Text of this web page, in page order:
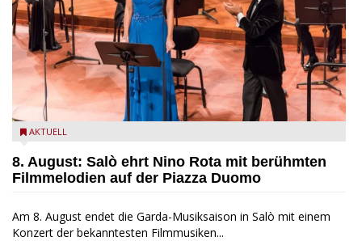
Estate Musicale del Garda: Salò ehrt Nino Rota
AKTUELL
8. August: Salò ehrt Nino Rota mit berühmten
Filmmelodien auf der Piazza Duomo
Am 8. August endet die Garda-Musiksaison in Salò mit einem
Konzert der bekanntesten Filmmusiken...